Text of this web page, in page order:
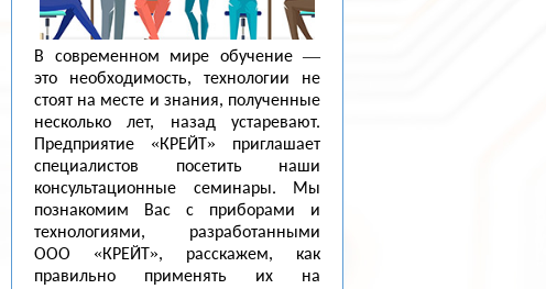
В современном мире обучение —
это необходимость, технологии не
стоят на месте и знания, полученные
несколько лет, назад устаревают.
Предприятие «КРЕЙТ» приглашает
специалистов посетить наши
консультационные семинары. Мы
познакомим Вас с приборами и
технологиями, разработанными
ООО «КРЕЙТ», расскажем, как
правильно применять их на